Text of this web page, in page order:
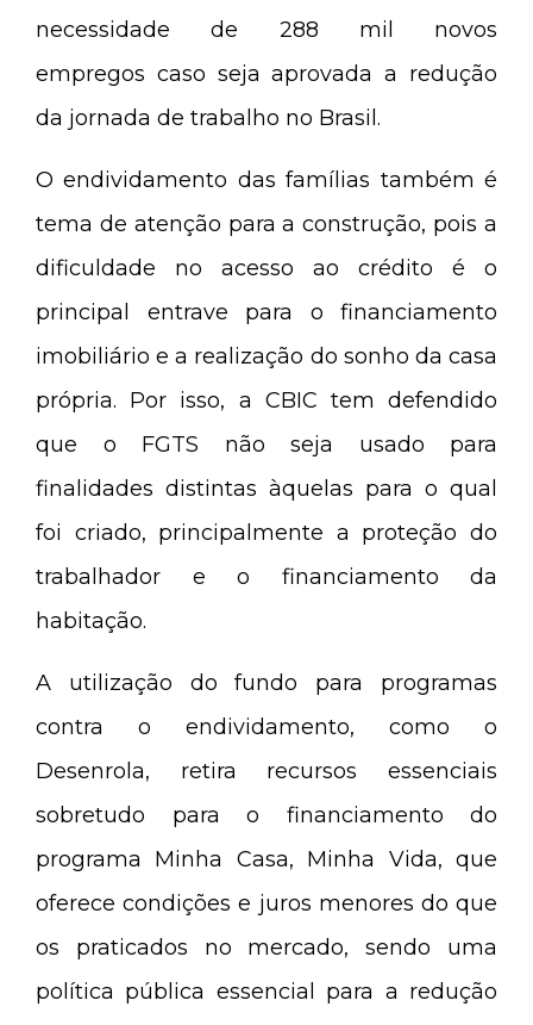
necessidade de 288 mil novos
empregos caso seja aprovada a redução
da jornada de trabalho no Brasil.
O endividamento das famílias também é
tema de atenção para a construção, pois a
dificuldade no acesso ao crédito é o
principal entrave para o financiamento
imobiliário e a realização do sonho da casa
própria. Por isso, a CBIC tem defendido
que o FGTS não seja usado para
finalidades distintas àquelas para o qual
foi criado, principalmente a proteção do
trabalhador e o financiamento da
habitação.
A utilização do fundo para programas
contra o endividamento, como o
Desenrola, retira recursos essenciais
sobretudo para o financiamento do
programa Minha Casa, Minha Vida, que
oferece condições e juros menores do que
os praticados no mercado, sendo uma
política pública essencial para a redução